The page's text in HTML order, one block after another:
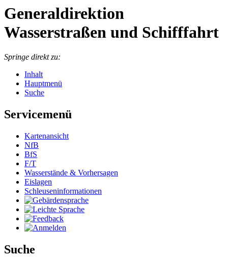
Generaldirektion
Wasserstraßen und Schifffahrt
Springe direkt zu:
Inhalt
Hauptmenü
Suche
Servicemenü
Kar­ten­an­sicht
NfB
BfS
F/T
Was­ser­stän­de & Vor­her­sa­gen
Eis­la­gen
Schleu­sen­in­for­ma­tio­nen
Suche